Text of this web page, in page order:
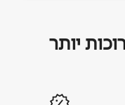
יותר